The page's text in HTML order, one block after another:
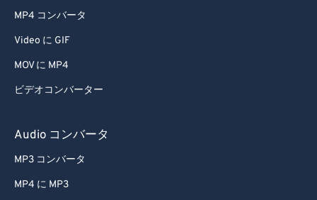
MP4 コンバータ
Video に GIF
MOV に MP4
ビデオコンバーター
Audio コンバータ
MP3 コンバータ
MP4 に MP3